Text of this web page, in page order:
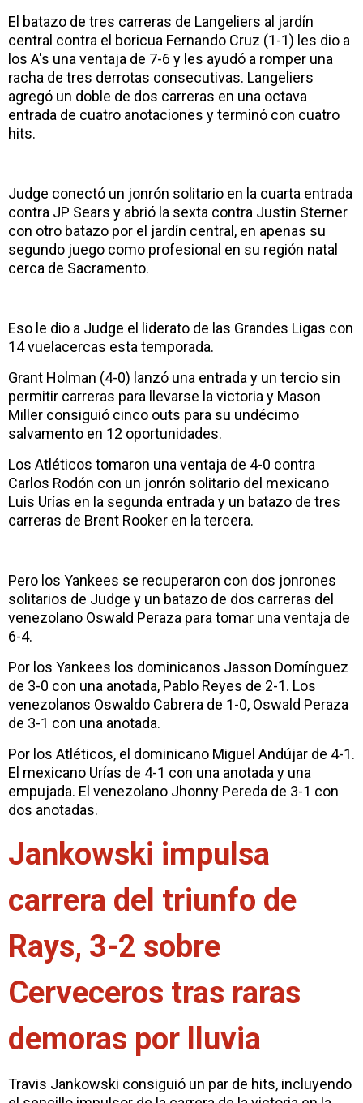
El batazo de tres carreras de Langeliers al jardín
central contra el boricua Fernando Cruz (1-1) les dio a
los A's una ventaja de 7-6 y les ayudó a romper una
racha de tres derrotas consecutivas. Langeliers
agregó un doble de dos carreras en una octava
entrada de cuatro anotaciones y terminó con cuatro
hits.
Judge conectó un jonrón solitario en la cuarta entrada
contra JP Sears y abrió la sexta contra Justin Sterner
con otro batazo por el jardín central, en apenas su
segundo juego como profesional en su región natal
cerca de Sacramento.
Eso le dio a Judge el liderato de las Grandes Ligas con
14 vuelacercas esta temporada.
Grant Holman (4-0) lanzó una entrada y un tercio sin
permitir carreras para llevarse la victoria y Mason
Miller consiguió cinco outs para su undécimo
salvamento en 12 oportunidades.
Los Atléticos tomaron una ventaja de 4-0 contra
Carlos Rodón con un jonrón solitario del mexicano
Luis Urías en la segunda entrada y un batazo de tres
carreras de Brent Rooker en la tercera.
Pero los Yankees se recuperaron con dos jonrones
solitarios de Judge y un batazo de dos carreras del
venezolano Oswald Peraza para tomar una ventaja de
6-4.
Por los Yankees los dominicanos Jasson Domínguez
de 3-0 con una anotada, Pablo Reyes de 2-1. Los
venezolanos Oswaldo Cabrera de 1-0, Oswald Peraza
de 3-1 con una anotada.
Por los Atléticos, el dominicano Miguel Andújar de 4-1.
El mexicano Urías de 4-1 con una anotada y una
empujada. El venezolano Jhonny Pereda de 3-1 con
dos anotadas.
Jankowski impulsa
carrera del triunfo de
Rays, 3-2 sobre
Cerveceros tras raras
demoras por lluvia
Travis Jankowski consiguió un par de hits, incluyendo